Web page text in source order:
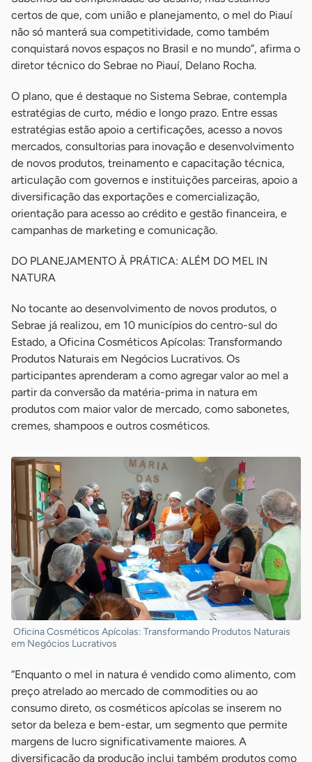
certos de que, com união e planejamento, o mel do Piauí
não só manterá sua competitividade, como também
conquistará novos espaços no Brasil e no mundo”, afirma o
diretor técnico do Sebrae no Piauí, Delano Rocha.
O plano, que é destaque no Sistema Sebrae, contempla
estratégias de curto, médio e longo prazo. Entre essas
estratégias estão apoio a certificações, acesso a novos
mercados, consultorias para inovação e desenvolvimento
de novos produtos, treinamento e capacitação técnica,
articulação com governos e instituições parceiras, apoio a
diversificação das exportações e comercialização,
orientação para acesso ao crédito e gestão financeira, e
campanhas de marketing e comunicação.
DO PLANEJAMENTO À PRÁTICA: ALÉM DO MEL IN
NATURA
No tocante ao desenvolvimento de novos produtos, o
Sebrae já realizou, em 10 municípios do centro-sul do
Estado, a Oficina Cosméticos Apícolas: Transformando
Produtos Naturais em Negócios Lucrativos. Os
participantes aprenderam a como agregar valor ao mel a
partir da conversão da matéria-prima in natura em
produtos com maior valor de mercado, como sabonetes,
cremes, shampoos e outros cosméticos.
Oficina Cosméticos Apícolas: Transformando Produtos Naturais
em Negócios Lucrativos
“Enquanto o mel in natura é vendido como alimento, com
preço atrelado ao mercado de commodities ou ao
consumo direto, os cosméticos apícolas se inserem no
setor da beleza e bem-estar, um segmento que permite
margens de lucro significativamente maiores. A
diversificação da produção inclui também produtos como